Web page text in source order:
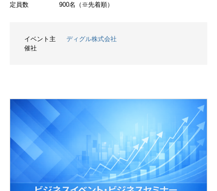
定員数 900名（※先着順）
イベント主
催社
ディグル株式会社